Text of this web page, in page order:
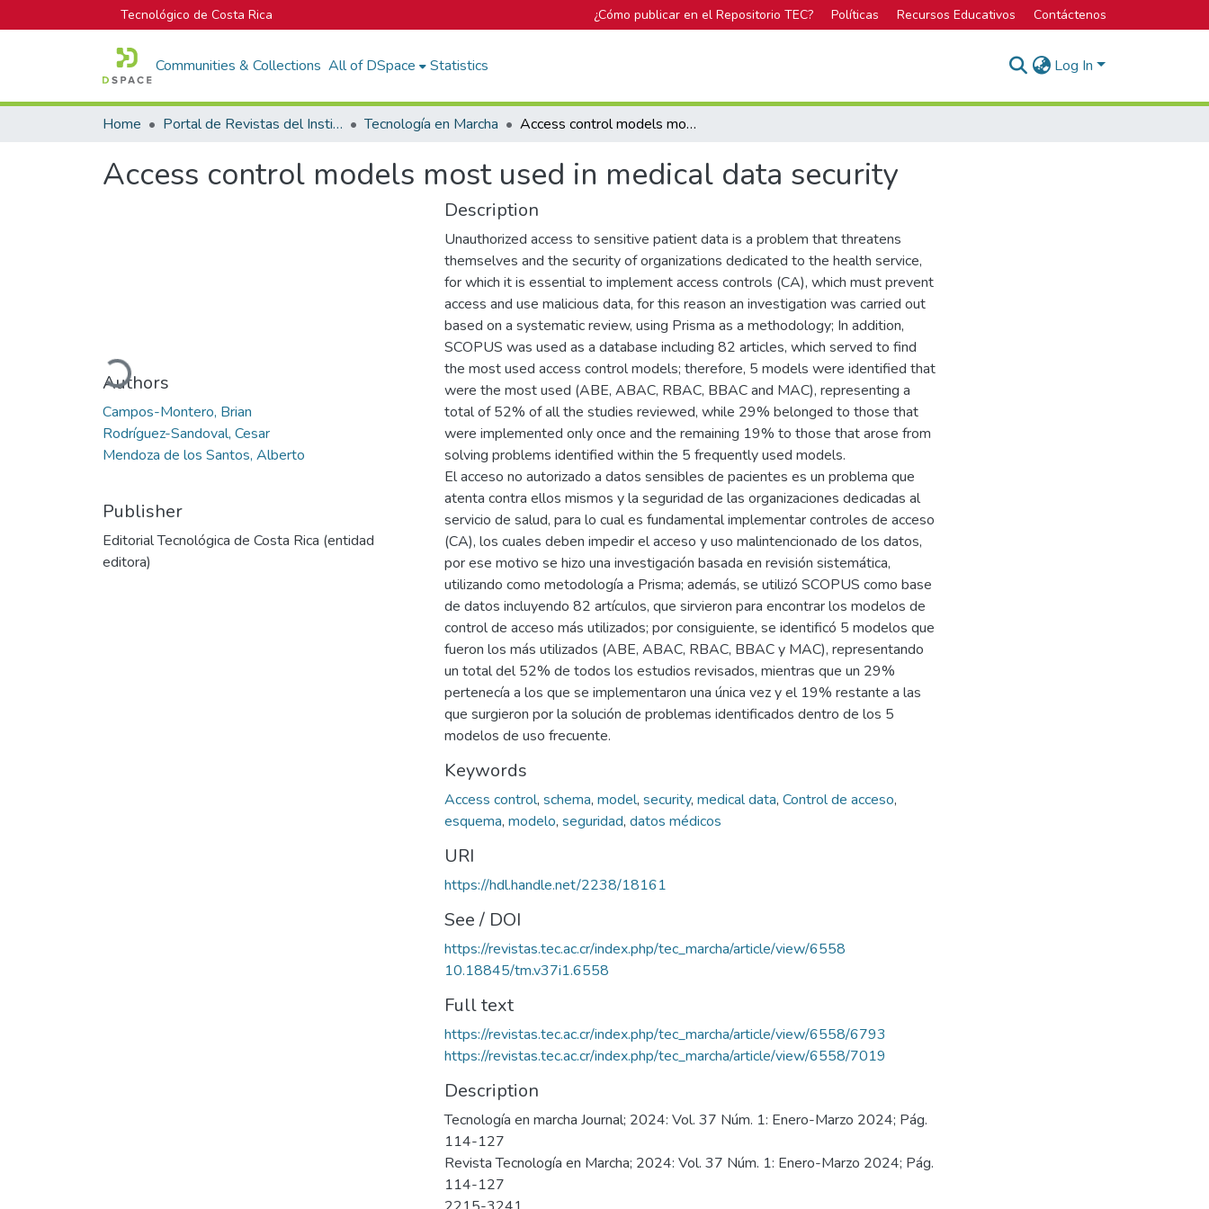
Tecnológico de Costa Rica ¿Cómo publicar en el Repositorio TEC? Políticas Recursos Educativos Contáctenos
Communities & Collections All of DSpace Statistics Log In
Home Portal de Revistas del Instituto Tecnológico de Costa Rica Tecnología en Marcha Access control models most used in medical data security
Access control models most used in medical data security
Loading...
Authors
Campos-Montero, Brian
Rodríguez-Sandoval, Cesar
Mendoza de los Santos, Alberto
Publisher
Editorial Tecnológica de Costa Rica (entidad
editora)
Description
Unauthorized access to sensitive patient data is a problem that threatens
themselves and the security of organizations dedicated to the health service,
for which it is essential to implement access controls (CA), which must prevent
access and use malicious data, for this reason an investigation was carried out
based on a systematic review, using Prisma as a methodology; In addition,
SCOPUS was used as a database including 82 articles, which served to find
the most used access control models; therefore, 5 models were identified that
were the most used (ABE, ABAC, RBAC, BBAC and MAC), representing a
total of 52% of all the studies reviewed, while 29% belonged to those that
were implemented only once and the remaining 19% to those that arose from
solving problems identified within the 5 frequently used models.
El acceso no autorizado a datos sensibles de pacientes es un problema que
atenta contra ellos mismos y la seguridad de las organizaciones dedicadas al
servicio de salud, para lo cual es fundamental implementar controles de acceso
(CA), los cuales deben impedir el acceso y uso malintencionado de los datos,
por ese motivo se hizo una investigación basada en revisión sistemática,
utilizando como metodología a Prisma; además, se utilizó SCOPUS como base
de datos incluyendo 82 artículos, que sirvieron para encontrar los modelos de
control de acceso más utilizados; por consiguiente, se identificó 5 modelos que
fueron los más utilizados (ABE, ABAC, RBAC, BBAC y MAC), representando
un total del 52% de todos los estudios revisados, mientras que un 29%
pertenecía a los que se implementaron una única vez y el 19% restante a las
que surgieron por la solución de problemas identificados dentro de los 5
modelos de uso frecuente.
Keywords
Access control, schema, model, security, medical data, Control de acceso,
esquema, modelo, seguridad, datos médicos
URI
https://hdl.handle.net/2238/18161
See / DOI
https://revistas.tec.ac.cr/index.php/tec_marcha/article/view/6558
10.18845/tm.v37i1.6558
Full text
https://revistas.tec.ac.cr/index.php/tec_marcha/article/view/6558/6793
https://revistas.tec.ac.cr/index.php/tec_marcha/article/view/6558/7019
Description
Tecnología en marcha Journal; 2024: Vol. 37 Núm. 1: Enero-Marzo 2024; Pág.
114-127
Revista Tecnología en Marcha; 2024: Vol. 37 Núm. 1: Enero-Marzo 2024; Pág.
114-127